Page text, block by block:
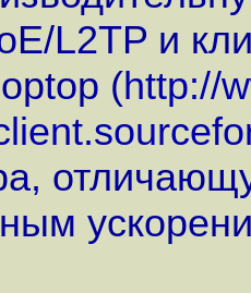
L2TP и
(http://